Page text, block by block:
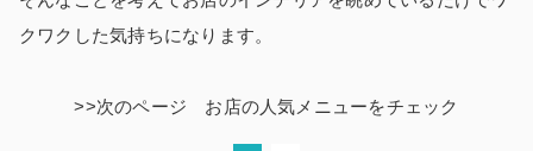
クワクした気持ちになります。
>>次のページ お店の人気メニューをチェック